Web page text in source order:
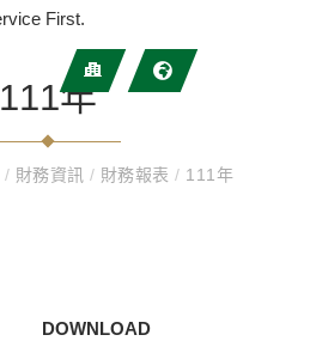
111年
/ 財務資訊/ 財務報表/ 111年
DOWNLOAD